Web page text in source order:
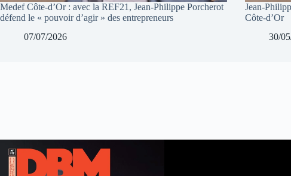
Medef Côte-d’Or : avec la REF21, Jean-Philippe Porcherot
défend le « pouvoir d’agir » des entrepreneurs
07/07/2026
Jean-
Côte-d’Or
30/